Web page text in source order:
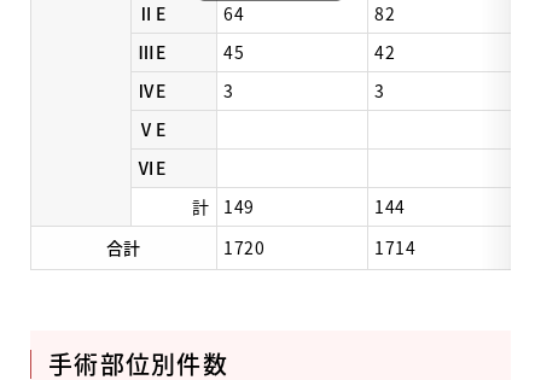
ⅡE
64 82
ⅢE
45 42
ⅣE
3 3
ⅤE
ⅥE
計
149 144
合計
1720 1714
手術部位別件数